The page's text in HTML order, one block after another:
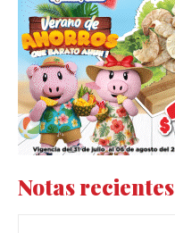
Notas recientes